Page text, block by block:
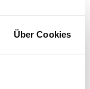
Über Cookies